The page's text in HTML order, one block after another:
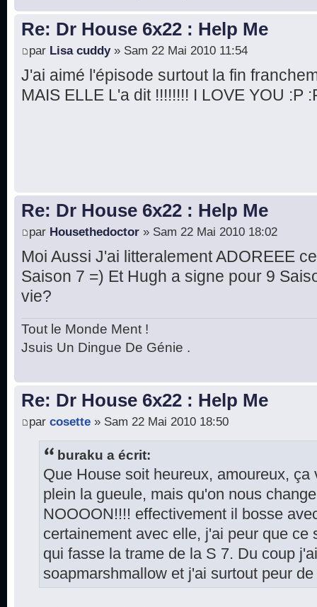
Re: Dr House 6x22 : Help Me
par Lisa cuddy» Sam 22 Mai 2010 11:54
J'ai aimé l'épisode surtout la fin
MAIS ELLE L'a dit !!!!!!!! I LOVE YOU :P
Re: Dr House 6x22 : Help Me
par Housethedoctor » Sam 22 Mai 2010 18:02
Moi Aussi J'ai litteralement ADOREEE
Saison 7 =) Et Hugh a signe pour 9
vie?
Tout le Monde Ment !
Jsuis Un Dingue De Génie .
Re: Dr House 6x22 : Help Me
par cosette » Sam 22 Mai 2010 18:50
buraku a écrit:
Que House soit heureux, amoureux,
plein la gueule, mais qu'on nous
NOOOON!!!! effectivement il bosse
certainement avec elle, j'ai peur que ce
qui fasse la trame de la S 7. Du coup
soapmarshmallow et j'ai surtout peur